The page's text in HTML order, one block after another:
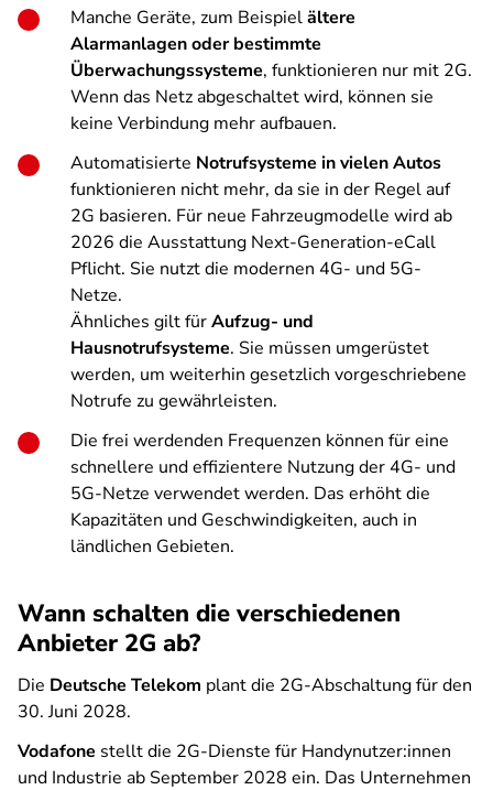
Manche Geräte, zum Beispielältere
Alarmanlagen oder bestimmte
Überwachungssysteme, funktionieren nur mit 2G.
Wenn das Netz abgeschaltet wird, können sie
keine Verbindung mehr aufbauen.
Automatisierte Notrufsysteme in vielen Autos
funktionieren nicht mehr, da sie in der Regel auf
2G basieren. Für neue Fahrzeugmodelle wird ab
2026 die Ausstattung Next-Generation-eCall
Pflicht. Sie nutzt die modernen 4G- und 5G-
Netze.
Ähnliches gilt fürAufzug- und
Hausnotrufsysteme. Sie müssen umgerüstet
werden, um weiterhin gesetzlich vorgeschriebene
Notrufe zu gewährleisten.
Die frei werdenden Frequenzen können für eine
schnellere und effizientere Nutzung der 4G- und
5G-Netze verwendet werden. Das erhöht die
Kapazitäten und Geschwindigkeiten, auch in
ländlichen Gebieten.
Wann schalten die verschiedenen
Anbieter 2G ab?
Die Deutsche Telekom plant die 2G-Abschaltung für den
30. Juni 2028.
Vodafone stellt die 2G-Dienste für Handynutzer:innen
und Industrie ab September 2028 ein. Das Unternehmen